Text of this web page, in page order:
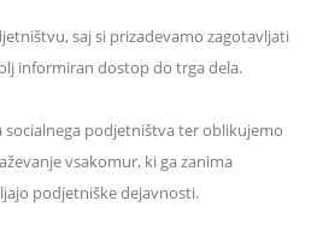
saj si prizadevamo zagotavljati
informiran dostop do trga dela.
podjetništva ter oblikujemo
vsakomur, ki ga zanima
podjetniške dejavnosti.